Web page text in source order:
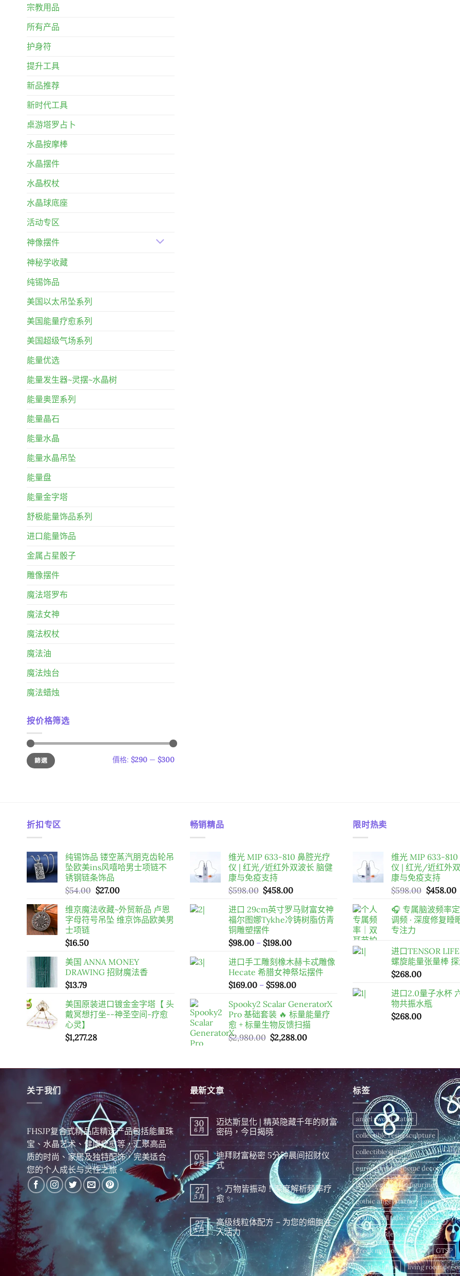
宗教用品
所有产品
护身符
提升工具
新品推荐
新时代工具
桌游塔罗占卜
水晶按摩棒
水晶摆件
水晶权杖
水晶球底座
活动专区
神像摆件
神秘学收藏
纯锡饰品
美国以太吊坠系列
美国能量疗愈系列
美国超级气场系列
能量优选
能量发生器~灵摆~水晶树
能量奥罡系列
能量晶石
能量水晶
能量水晶吊坠
能量盘
能量金字塔
舒极能量饰品系列
进口能量饰品
金属占星骰子
雕像摆件
魔法塔罗布
魔法女神
魔法权杖
魔法油
魔法烛台
魔法蜡烛
按价格筛选
最
低
價
最
高
價
篩選 價格: $290— $300
折扣专区
纯锡饰品 镂空蒸汽朋克齿轮吊
坠欧美ins风嘻哈男士项链不
锈钢链条饰品
$54.00 原
價
格：
$27.00目
價
格：
维京魔法收藏~外贸新品 卢恩
字母符号吊坠 维京饰品欧美男
士项链
$16.50
美国 ANNA MONEY
DRAWING 招财魔法香
$13.79
美国原装进口镀金金字塔【 头
戴冥想打坐--神圣空间-疗愈
心灵】
$1,277.28
畅销精品
维光 MIP 633-810 鼻腔光疗
仪 | 红光/近红外双波长 脑健
康与免疫支持
$598.00 原
價
格：
$598.00。
$458.00目
價
格：
进口 29cm英寸罗马财富女神
福尔图娜Tykhe冷铸树脂仿青
铜雕塑摆件
$98.00 – $198.00價
範
圍：
$98.00
$198.00
进口手工雕刻橡木赫卡忒雕像
Hecate 希腊女神祭坛摆件
$169.00 – $598.00價
範
圍：
$169.00
到
Spooky2 Scalar GeneratorX
Pro 基础套装 🔥 标量能量疗
愈 + 标量生物反馈扫描
$2,980.00 原
格：
$2,980.00。
$2,288.00目
格：
$2,288.00。
限时热卖
维光 MIP 633-810
仪 | 红光/近红外
康与免疫支持
$598.00 原
價
格：
$458.00目
🎧 专属脑波频率
调频 · 深度修复睡
专注力
进口TENSOR
螺旋能量张量棒
$268.00
进口2.0量子水杯
物共振水瓶
$268.00
关于我们
FHSJP复合式精品店精选产品包括能量珠
宝、水晶艺术、健康疗愈等，汇聚高品
质的时尚、家居及独特配饰，完美适合
您的个人成长与灵性之旅。
最新文章
30
6 月
迈达斯显化 | 精英隐藏千年的财富
密码，今日揭晓
在
〈迈
达
斯
显
精
英
隐
藏
年
的
财
富
密
码，
今
日
尚
無
留
言
05
6 月
迪拜财富秘密 5分钟晨间招财仪
式
拜
财
富
秘
密 5
分
钟
晨
间
招
财
仪
式〉
留
言
27
5 月
✨ 万物皆振动！深度解析频率疗
愈 ✨
在
〈✨
万
物
皆
振
动！
深
度
解
尚
無
留
言
27
5 月
高级线粒体配方 – 为您的细胞注
入活力
在
〈高
级
线
粒
尚
無
留
言
标签
angel sword statue
collectible resin sculpture
collectible statue
european style home decor
fantasy guardian figurine
gothic angel statue
gothic
gothic wall table centerpiece
greek goddess statue
greek mythology decor
GTSP
hecate statue
living room